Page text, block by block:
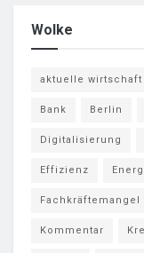
Wolke
aktuelle wirtschaft
Bank Berlin
Digitalisierung
Effizienz
Fachkräftemangel
Kommentar